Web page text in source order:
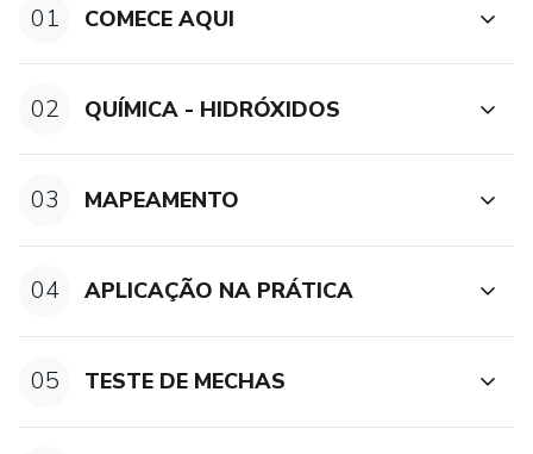
01 COMECE AQUI
02 QUÍMICA - HIDRÓXIDOS
03 MAPEAMENTO
04 APLICAÇÃO NA PRÁTICA
05 TESTE DE MECHAS